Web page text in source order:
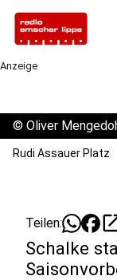
Anzeige
© Oliver
Rudi Assauer Platz
Teilen:
Schalke